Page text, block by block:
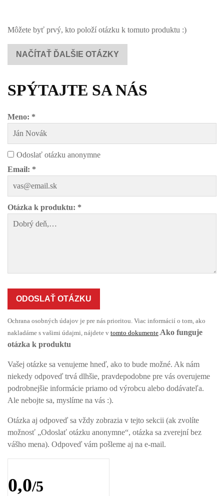
Môžete byť prvý, kto položí otázku k tomuto produktu :)
NAČÍTAŤ ĎALŠIE OTÁZKY
SPÝTAJTE SA NÁS
Meno: *
Odoslať otázku anonymne
Email: *
Otázka k produktu: *
ODOSLAŤ OTÁZKU
Ochrana osobných údajov je pre nás prioritou. Viac informácií o tom, ako
nakladáme s vašimi údajmi, nájdete v tomto dokumente.Ako funguje
otázka k produktu
Vašej otázke sa venujeme hneď, ako to bude možné. Ak nám
niekedy odpoveď trvá dlhšie, pravdepodobne pre vás overujeme
podrobnejšie informácie priamo od výrobcu alebo dodávateľa.
Ale nebojte sa, myslíme na vás :).
Otázka aj odpoveď sa vždy zobrazia v tejto sekcii (ak zvolíte
možnosť „Odoslať otázku anonymne“, otázka sa zverejní bez
vášho mena). Odpoveď vám pošleme aj na e-mail.
0,0/5